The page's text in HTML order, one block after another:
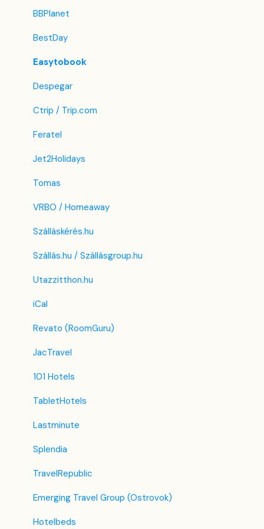
BBPlanet
BestDay
Easytobook
Despegar
Ctrip / Trip.com
Feratel
Jet2Holidays
Tomas
VRBO / Homeaway
Szálláskérés.hu
Szállás.hu / Szállásgroup.hu
Utazzitthon.hu
iCal
Revato (RoomGuru)
JacTravel
101 Hotels
TabletHotels
Lastminute
Splendia
TravelRepublic
Emerging Travel Group (Ostrovok)
Hotelbeds